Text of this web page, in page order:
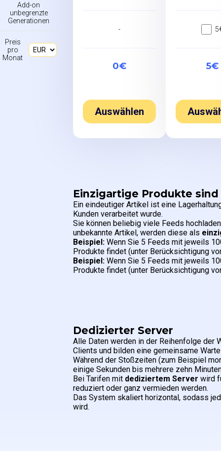
Add-on
unbegrenzte
Generationen
Preis
pro
Monat
-
0€
Auswählen
5€
Einzigartige Produkte sind
Ein eindeutiger Artikel ist eine
Kunden verarbeitet wurde.
Sie können beliebig viele Feeds
unbekannte Artikel, werden diese als
Beispiel: Wenn Sie 5 Feeds mit jeweils
Produkte findet (unter Berücksichtigung
Beispiel: Wenn Sie 5 Feeds mit jeweils
Produkte findet (unter Berücksichtigung
Dedizierter Server
Alle Daten werden in der Reihenfolge der
Clients und bilden eine gemeinsame
Während der Stoßzeiten (zum Beispiel
einige Sekunden bis mehrere zehn
Bei Tarifen mit dediziertem Server wird
reduziert oder ganz vermieden werden.
Das System skaliert horizontal, sodass
wird.